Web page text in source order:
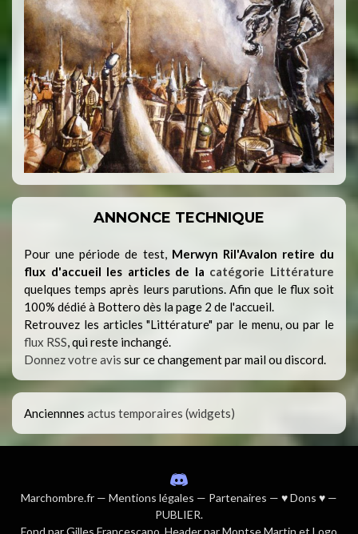
ANNONCE TECHNIQUE
Pour une période de test,Merwyn Ril'Avalon retire du
flux d'accueil les articles de la catégorie Littérature
quelques temps après leurs parutions. Afin que le flux soit
100% dédié à Bottero dès la page 2 de l'accueil.
Retrouvez les articles "Littérature" par le menu, ou par le
flux RSS, qui reste inchangé.
Donnez votre avis sur ce changement par mail ou discord.
Anciennnes actus temporaires (widgets)
Marchombre.fr — Mentions légales — Partenaires — ♥ Dons ♥ —
PUBLIER.